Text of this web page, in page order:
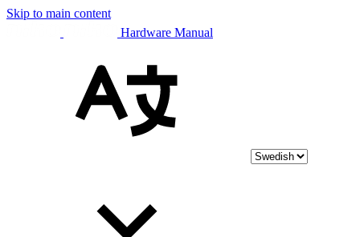
Skip to main content
Hardware Manual